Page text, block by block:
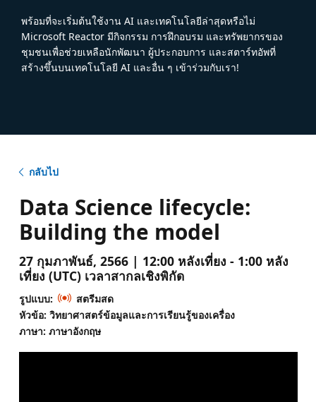
พร้อมที่จะเริ่มต้นใช้งาน AI และเทคโนโลยีล่าสุดหรือไม่
Microsoft Reactor มีกิจกรรม การฝึกอบรม และทรัพยากรของ
ชุมชนเพื่อช่วยเหลือนักพัฒนา ผู้ประกอบการ และสตาร์ทอัพที่
สร้างขึ้นบนเทคโนโลยี AI และอื่น ๆ เข้าร่วมกับเรา!
กลับไป
Data Science lifecycle:
Building the model
27 กุมภาพันธ์, 2566 | 12:00 หลังเที่ยง - 1:00 หลัง
เที่ยง (UTC) เวลาสากลเชิงพิกัด
รูปแบบ:
สตรีมสด
หัวข้อ: วิทยาศาสตร์ข้อมูลและการเรียนรู้ของเครื่อง
ภาษา: ภาษาอังกฤษ